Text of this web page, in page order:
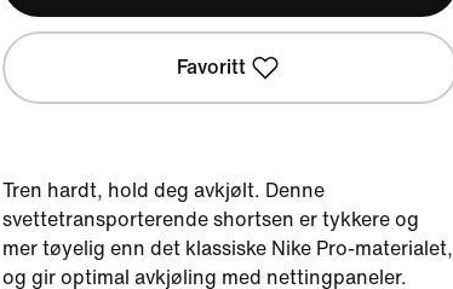
Favoritt
Tren hardt, hold deg avkjølt. Denne
svettetransporterende shortsen er tykkere og
mer tøyelig enn det klassiske Nike Pro-materialet,
og gir optimal avkjøling med nettingpaneler.